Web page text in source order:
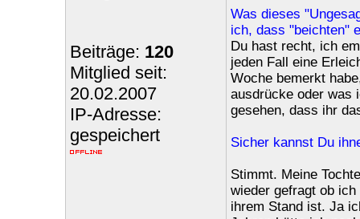
Beiträge: 120
Mitglied seit:
20.02.2007
IP-Adresse:
gespeichert
Was dieses
ich, dass "beichten"
Du hast recht, ich
jeden Fall eine
Woche bemerkt
ausdrücke oder was
gesehen, dass ihr
Sicher kannst Du
Stimmt. Meine
wieder gefragt ob
ihrem Stand ist. Ja